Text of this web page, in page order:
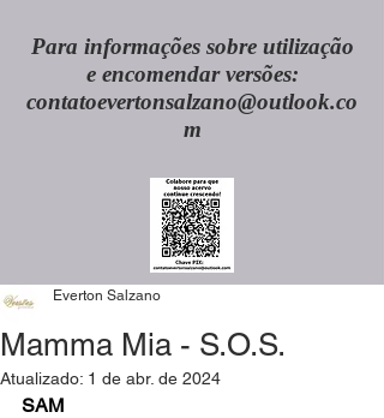
Para informações sobre utilização
e encomendar versões:
contatoevertonsalzano@outlook.co
m
Mamma Mia - S.O.S.
Everton Salzano
Atualizado: 1 de abr. de 2024
SAM